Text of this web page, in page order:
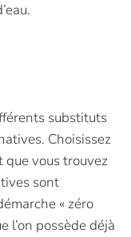
substituts
Choisissez
vous trouvez
sont
« zéro
l’on possède déjà